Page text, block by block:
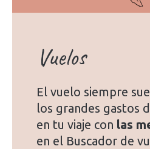
Vuelos
El vuelo siempre
los grandes gastos
en tu viaje con las
en el Buscador de